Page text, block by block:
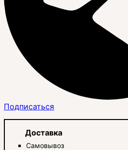
Подписаться
Доставка
Самовывоз